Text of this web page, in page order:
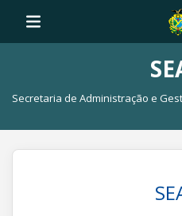
Secretaria de Administração e